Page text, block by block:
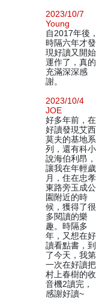
2023/10/7
Young
自2017年後，
時隔六年才發
現好讀又開始
運作了，真的
充滿深深感
謝。
2023/10/4
JOE
好多年前，在
好讀發現艾西
莫夫的基地系
列，還有科小
說海伯利昂，
讓我在年輕歲
月，住在忠孝
東路旁玉成公
園附近的時
候，獲得了很
多閱讀的樂
趣。時隔多
年，又想在好
讀看點書，到
了今天，我第
一次在好讀把
村上春樹的收
音機2讀完，
感謝好讀~